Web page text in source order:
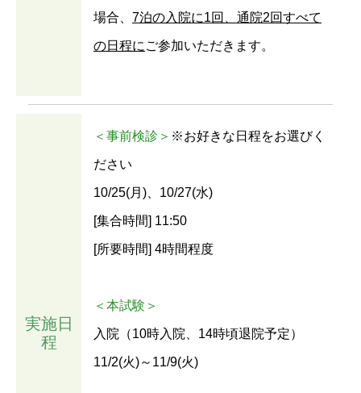
場合、 7泊の入院に1回、通院2回すべて
の日程に ご参加いただきます。
実施日
程
＜事前検診＞ ※お好きな日程をお選びく
ださい
10/25(月)、10/27(水)
[集合時間] 11:50
[所要時間] 4時間程度
＜本試験＞
入院（10時入院、14時頃退院予定）
11/2(火)～11/9(火)